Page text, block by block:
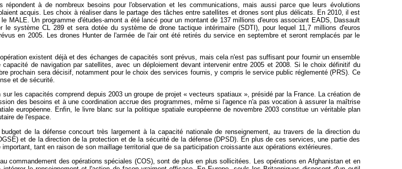
à de nombreux besoins pour l'observation et les communications, mais aussi parce que leurs évolutions
acquis. Les choix à réaliser dans le partage des tâches entre satellites et drones sont plus délicats. En 2010, il est
MALE. Un programme d'études-amont a été lancé pour un montant de 137 millions d'euros associant EADS, Dassault
système CL 289 et sera dotée du système de drone tactique intérimaire (SDTI), pour lequel 11,7 millions d'euros
en 2005. Les drones Hunter de l'armée de l'air ont été retirés du service en septembre et seront remplacés par le
existent déjà et des échanges de capacités sont prévus, mais cela n'est pas suffisant pour fournir un ensemble
de navigation par satellites, avec un déploiement devant intervenir entre 2005 et 2008. Si le choix définitif du
prochain sera décisif, notamment pour le choix des services fournis, y compris le service public réglementé (PRS). Ce
et de sécurité.
les capacités comprend depuis 2003 un groupe de projet « vecteurs spatiaux », présidé par la France. La création de
des besoins et à une coordination accrue des programmes, même si l'agence n'a pas vocation à assurer la maîtrise
européenne. Enfin, le livre blanc sur la politique spatiale européenne de novembre 2003 constitue un véritable plan
de l'espace.
de la défense concourt très largement à la capacité nationale de renseignement, au travers de la direction du
et de la direction de la protection et de la sécurité de la défense (DPSD). En plus de ces services, une partie des
tant en raison de son maillage territorial que de sa participation croissante aux opérations extérieures.
commandement des opérations spéciales (COS), sont de plus en plus sollicitées. Les opérations en Afghanistan et en